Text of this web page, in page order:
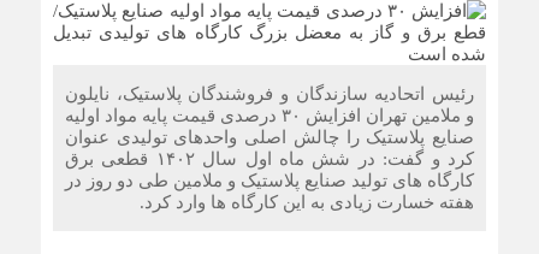
ضرورت بازنگری در شیوه‌های مالیات‌ستانی از اصناف در دوران
رکود
سرشماره «MALIAT» تنها مرجع رسمی ارسال پیامک‌های
سازمان امور مالیاتی
شایعه گرانی بنزین، قیمت خودروهای برقی را بالا برد
رئیس اتحادیه سازندگان و فروشندگان پلاستیک، نایلون
و ملامین تهران افزایش ۳۰ درصدی قیمت پایه مواد اولیه
صنایع پلاستیک را چالش اصلی واحدهای تولیدی عنوان
کرد و گفت: در شش ماه اول سال ۱۴۰۲ قطعی برق
کارگاه های تولید صنایع پلاستیک و ملامین طی دو روز در
هفته خسارت زیادی به این کارگاه ها وارد کرد.